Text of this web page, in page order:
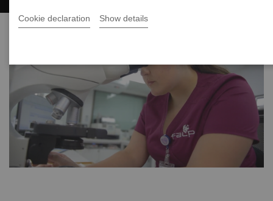
Cookie declaration Show details